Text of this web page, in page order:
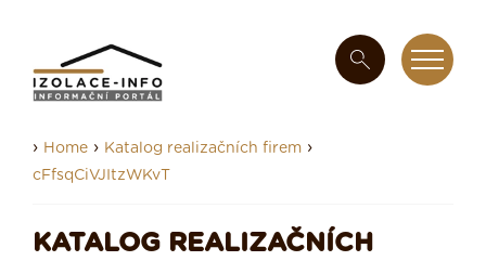
› Home › Katalog realizačních firem ›
cFfsqCiVJItzWKvT
KATALOG REALIZAČNÍCH